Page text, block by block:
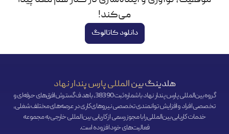
می‌کند!
دانلود کاتالوگ
هلدینگ بین المللی پارس پندار نهاد
گروه بین‌المللی پارس پندار نهاد با شماره ثبت 38390، با هدف گسترش افق‌‌های حرفه‌ای و
تخصصی افراد و افزایش توانمندی تخصصی نیروهای کاری در عرصه‌های مختلف شغلی،
خدمات کاریابی بین‌المللی را با مجوز رسمی از کاریابی بین‌المللی خارجی به مجموعه
فعالیت‌های خود افزوده است.